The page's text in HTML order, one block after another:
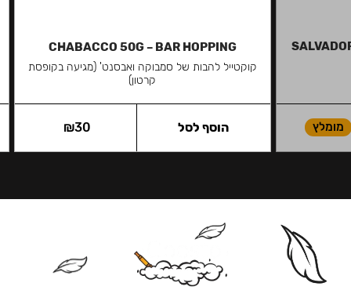
מומלץ
CHABACCO 50G – BAR HOPPING
קוקטייל להבות של סמבוקה ואבסנט' (מגיעה בקופסת
קרטון)
₪30 הוסף לסל